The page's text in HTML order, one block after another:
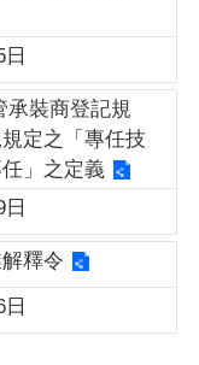
承裝商登記規
定之「專任技
」之定義
釋令